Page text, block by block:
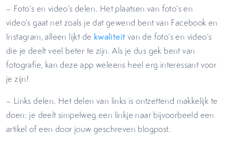
– Foto’s en video’s delen. Het plaatsen van foto’s en
video’s gaat net zoals je dat gewend bent van Facebook en
Instagram, alleen lijkt de kwaliteit van de foto’s en video’s
die je deelt veel beter te zijn. Als je dus gek bent van
fotografie, kan deze app weleens heel erg interessant voor
je zijn!
– Links delen. Het delen van links is ontzettend makkelijk te
doen: je deelt simpelweg een linkje naar bijvoorbeeld een
artikel of een door jouw geschreven blogpost.